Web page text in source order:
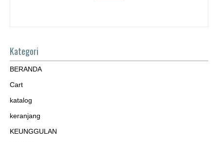
Kategori
BERANDA
Cart
katalog
keranjang
KEUNGGULAN